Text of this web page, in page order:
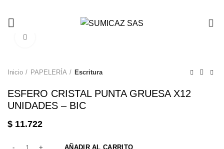
Inicio PAPELERÍA Escritura
ESFERO CRISTAL PUNTA GRUESA X12
UNIDADES – BIC
$ 11.722
AÑADIR AL CARRITO